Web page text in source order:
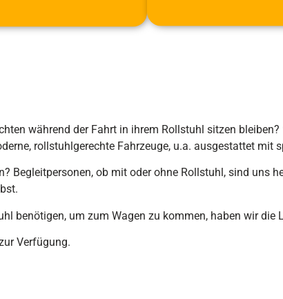
während der Fahrt in ihrem Rollstuhl sitzen
rollstuhlgerechte Fahrzeuge, u.a. ausgestattet mit
Begleitpersonen, ob mit oder ohne Rollstuhl, sind uns
benötigen, um zum Wagen zu kommen, haben wir die
Verfügung.